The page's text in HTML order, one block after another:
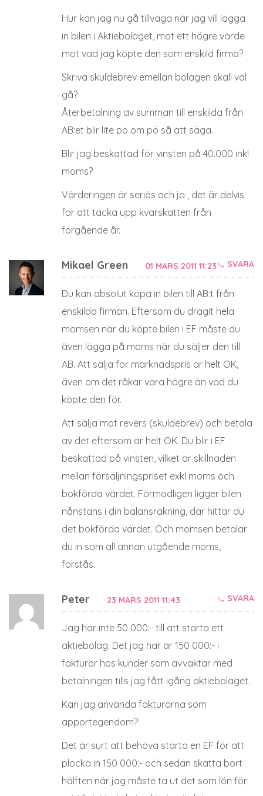
Hur kan jag nu gå tillväga när jag vill lägga
in bilen i Aktiebolaget, mot ett högre värde
mot vad jag köpte den som enskild firma?
Skriva skuldebrev emellan bolagen skall väl
gå?
Återbetalning av summan till enskilda från
AB:et blir lite pö om pö så att säga.
Blir jag beskattad för vinsten på 40.000 inkl
moms?
Värderingen är seriös och ja , det är delvis
för att täcka upp kvarskatten från
förgående år.
Mikael Green 01 MARS 2011 11:23 SVARA
Du kan absolut köpa in bilen till AB:t från
enskilda firman. Eftersom du dragit hela
momsen när du köpte bilen i EF måste du
även lägga på moms när du säljer den till
AB. Att sälja för marknadspris är helt OK,
även om det råkar vara högre än vad du
köpte den för.
Att sälja mot revers (skuldebrev) och betala
av det eftersom är helt OK. Du blir i EF
beskattad på vinsten, vilket är skillnaden
mellan försäljningspriset exkl moms och
bokförda värdet. Förmodligen ligger bilen
nånstans i din balansräkning, där hittar du
det bokförda värdet. Och momsen betalar
du in som all annan utgående moms,
förstås.
Peter 23 MARS 2011 11:43 SVARA
Jag har inte 50 000:- till att starta ett
aktiebolag. Det jag har är 150 000:- i
fakturor hos kunder som avvaktar med
betalningen tills jag fått igång aktiebolaget.
Kan jag använda fakturorna som
apportegendom?
Det är surt att behöva starta en EF för att
plocka in 150 000:- och sedan skatta bort
hälften när jag måste ta ut det som lön för